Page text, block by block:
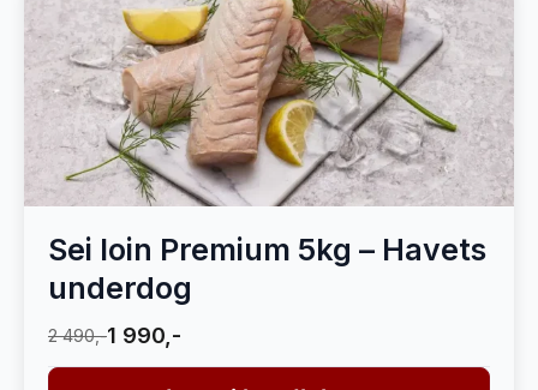
Sei loin Premium 5kg – Havets
underdog
2 490,-1 990,-